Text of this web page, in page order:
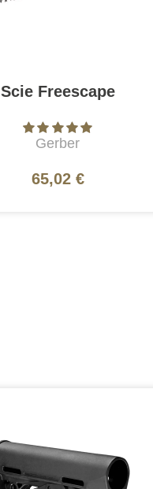
Scie Freescape
Gerber
65,02 €